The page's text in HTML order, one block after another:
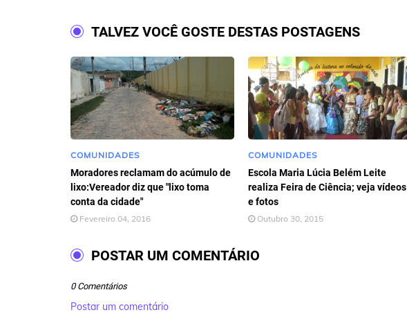
TALVEZ VOCÊ GOSTE DESTAS POSTAGENS
COMUNIDADES
Moradores reclamam do acúmulo de
lixo:Vereador diz que "lixo toma
conta da cidade"
Fevereiro 04, 2016
COMUNIDADES
Escola Maria Lúcia Belém Leite
realiza Feira de Ciência; veja vídeos
e fotos
Outubro 30, 2015
POSTAR UM COMENTÁRIO
0 Comentários
Postar um comentário